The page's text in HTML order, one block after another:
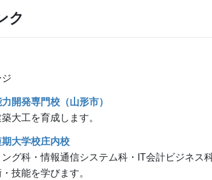
ク
開発専門校（山形市）
大工を育成します。
大学校庄内校
グ科・情報通信システム科・IT会計ビジネス
技能を学びます。